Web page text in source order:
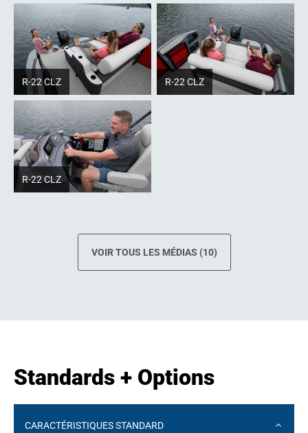
R-22 CLZ R-22 CLZ
R-22 CLZ
VOIR TOUS LES MÉDIAS (10)
Standards + Options
CARACTÉRISTIQUES STANDARD